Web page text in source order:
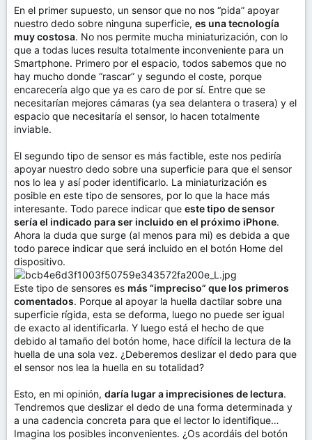
En el primer supuesto, un sensor que no nos “pida” apoyar
nuestro dedo sobre ninguna superficie, es una tecnología
muy costosa. No nos permite mucha miniaturización, con lo
que a todas luces resulta totalmente inconveniente para un
Smartphone. Primero por el espacio, todos sabemos que no
hay mucho donde “rascar” y segundo el coste, porque
encarecería algo que ya es caro de por sí. Entre que se
necesitarían mejores cámaras (ya sea delantera o trasera) y el
espacio que necesitaría el sensor, lo hacen totalmente
inviable.
El segundo tipo de sensor es más factible, este nos pediría
apoyar nuestro dedo sobre una superficie para que el sensor
nos lo lea y así poder identificarlo. La miniaturización es
posible en este tipo de sensores, por lo que la hace más
interesante. Todo parece indicar que este tipo de sensor
sería el indicado para ser incluido en el próximo iPhone.
Ahora la duda que surge (al menos para mi) es debida a que
todo parece indicar que será incluido en el botón Home del
dispositivo.
Este tipo de sensores es más “impreciso” que los primeros
comentados. Porque al apoyar la huella dactilar sobre una
superficie rígida, esta se deforma, luego no puede ser igual
de exacto al identificarla. Y luego está el hecho de que
debido al tamaño del botón home, hace difícil la lectura de la
huella de una sola vez. ¿Deberemos deslizar el dedo para que
el sensor nos lea la huella en su totalidad?
Esto, en mi opinión, daría lugar a imprecisiones de lectura.
Tendremos que deslizar el dedo de una forma determinada y
a una cadencia concreta para que el lector lo identifique…
Imagina los posibles inconvenientes. ¿Os acordáis del botón